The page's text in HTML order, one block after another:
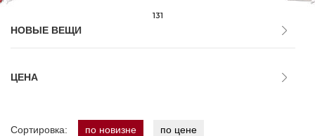
131
НОВЫЕ ВЕЩИ
ЦЕНА
Сортировка: по новизне по цене